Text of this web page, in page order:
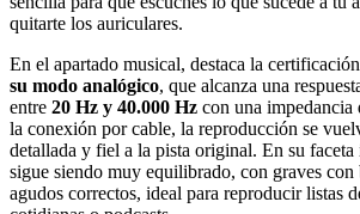
quitarte los auriculares.
En el apartado musical, destaca la
su modo analógico, que alcanza una
entre 20 Hz y 40.000 Hz con una impedancia
la conexión por cable, la reproducción se
detallada y fiel a la pista original. En su
sigue siendo muy equilibrado, con graves con
agudos correctos, ideal para reproducir listas